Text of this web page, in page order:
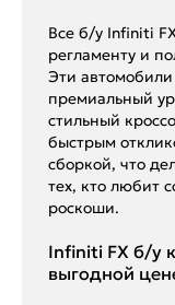
Все б/у Infiniti
регламенту и
Эти
премиальный
стильный
быстрым
сборкой, что
тех, кто любит
роскоши.
Infiniti FX б/у
выгодной